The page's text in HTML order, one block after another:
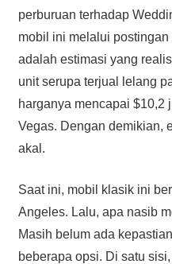
perburuan terhadap
mobil ini melalui
adalah estimasi yang
unit serupa terjual lelang
harganya mencapai $10,2
Vegas. Dengan demikian,
akal.
Saat ini, mobil klasik ini
Angeles. Lalu, apa nasib
Masih belum ada
beberapa opsi. Di satu